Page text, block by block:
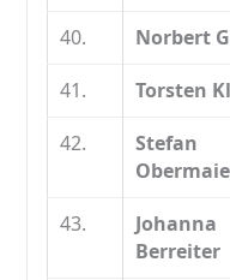
40.
Norbert
41.
Torsten
42.
Stefan
43.
Johanna
Berreiter